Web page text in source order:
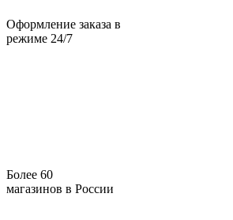
Оформление заказа в
режиме 24/7
Более 60
магазинов в России